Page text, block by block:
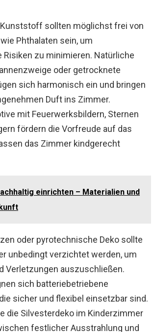
sollten möglichst frei von
Phthalaten sein, um
Risiken zu minimieren. Natürliche
oder getrocknete
sich harmonisch ein und bringen
Duft ins Zimmer.
mit Feuerwerksbildern, Sternen
fördern die Vorfreude auf das
das Zimmer kindgerecht
einrichten – Materialien und
oder pyrotechnische Deko sollte
unbedingt verzichtet werden, um
Verletzungen auszuschließen.
sich batteriebetriebene
sicher und flexibel einsetzbar sind.
die Silvesterdeko im Kinderzimmer
festlicher Ausstrahlung und